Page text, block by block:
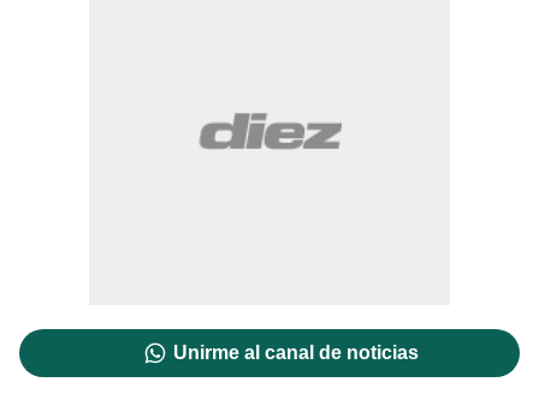
Unirme al canal de noticias